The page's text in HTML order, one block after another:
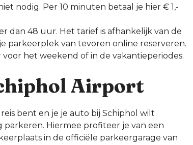
nodig. Per 10 minuten betaal je hier € 1,-
dan 48 uur. Het tarief is afhankelijk van de
parkeerplek van tevoren online reserveren.
het weekend of in de vakantieperiodes.
Airport
bent en je je auto bij Schiphol wilt
Hiermee profiteer je van een
in de officiële parkeergarage van